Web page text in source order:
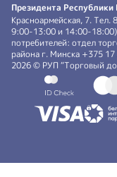
Президента Республики
Красноармейская, 7.
9:00-13:00 и 14:00-
потребителей: отдел
района г. Минска +375
2026 © РУП “Торговый